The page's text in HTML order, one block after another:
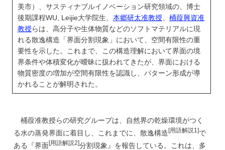
美市）、サスティナブルイノベーション研究領域の、博士
後期課程WU, Leijie大学院生、 本郷研太准教授、 桶葭興資准
教授らは、高分子や生体物質などのソフトマテリアルに現
れる散逸構造「界面分割現象」において、空間有限性の重
要性を示した。これまで、この構造理解において界面の境
界条件や体積変化が曖昧に扱われてきたが、界面における
物質密度の増加が空間有限性を認識し、パターン形成が導
かれることが解明された。
桶葭准教授らの研究グループは、自然界の乾燥環境がつく
る水の蒸発界面に着目し、これまでに、散逸構造[用語解説1]で
ある『界面[用語解説2]分割現象』を報告している。これは、多